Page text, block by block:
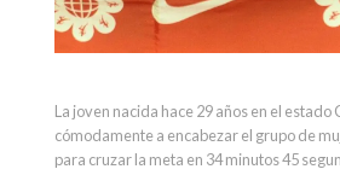
La joven nacida hace 29 años en el estado
cómodamente a encabezar el grupo de
para cruzar la meta en 34 minutos 45